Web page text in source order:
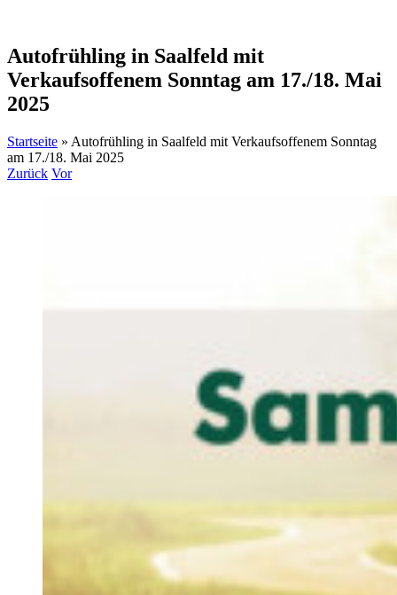
Autofrühling in Saalfeld mit
Verkaufsoffenem Sonntag am 17./18. Mai
2025
Startseite » Autofrühling in Saalfeld mit Verkaufsoffenem Sonntag
am 17./18. Mai 2025
Zurück Vor